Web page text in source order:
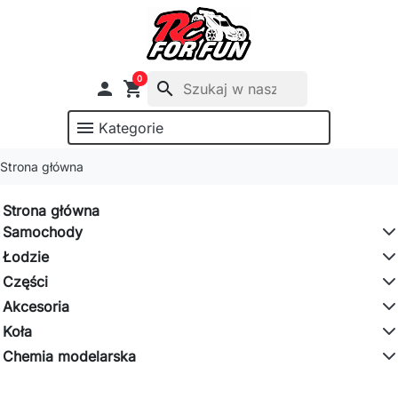
 shopping_cart
0
search
menu Kategorie
Strona główna
Strona główna
Samochody
Łodzie
Części
Akcesoria
Koła
Chemia modelarska